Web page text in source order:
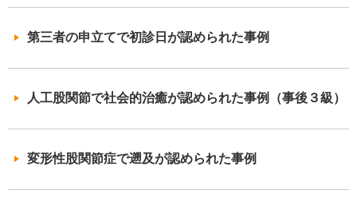
第三者の申立てで初診日が認められた事例
人工股関節で社会的治癒が認められた事例（事後３級）
変形性股関節症で遡及が認められた事例